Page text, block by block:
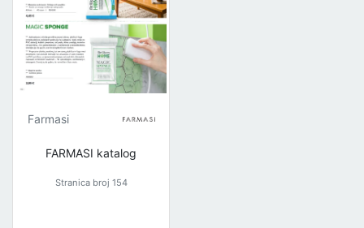
Farmasi
FARMASI katalog
Stranica broj 154